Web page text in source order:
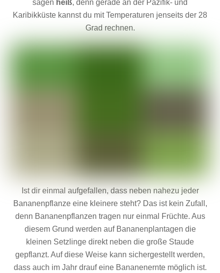
sagen heiß, denn gerade an der Pazifik- und
Karibikküste kannst du mit Temperaturen jenseits der 28
Grad rechnen.
Ist dir einmal aufgefallen, dass neben nahezu jeder
Bananenpflanze eine kleinere steht? Das ist kein Zufall,
denn Bananenpflanzen tragen nur einmal Früchte. Aus
diesem Grund werden auf Bananenplantagen die
kleinen Setzlinge direkt neben die große Staude
gepflanzt. Auf diese Weise kann sichergestellt werden,
dass auch im Jahr drauf eine Bananenernte möglich ist.